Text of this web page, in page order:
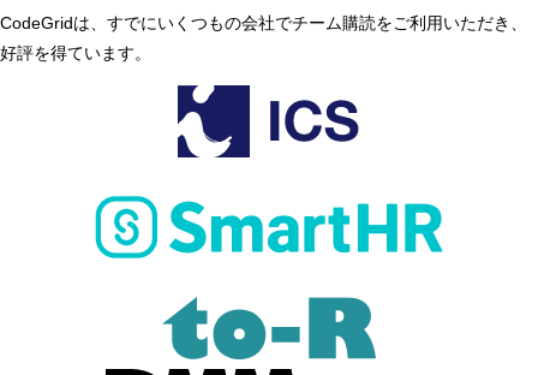
CodeGridは、すでにいくつもの会社でチーム購読をご利用いただき、
好評を得ています。